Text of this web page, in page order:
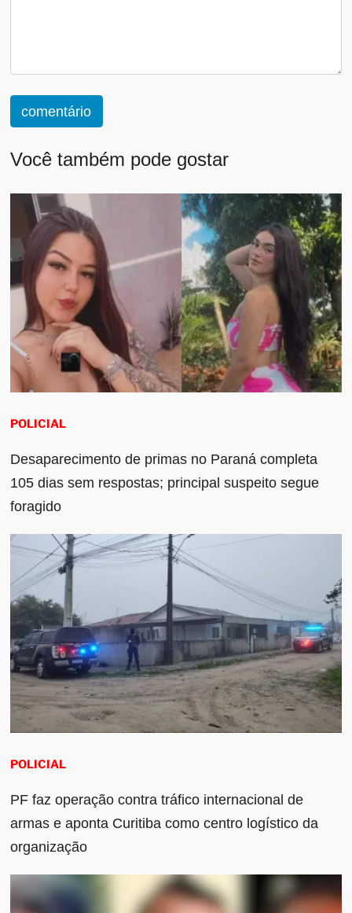
comentário
Você também pode gostar
POLICIAL
Desaparecimento de primas no Paraná completa
105 dias sem respostas; principal suspeito segue
foragido
POLICIAL
PF faz operação contra tráfico internacional de
armas e aponta Curitiba como centro logístico da
organização